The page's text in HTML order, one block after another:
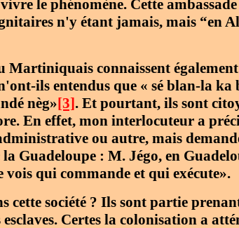
le phénomène. Cette
n'y étant jamais, mais “en
Martiniquais connaissent
ils entendus que « sé blan-la ka
nèg»[3]. Et pourtant, ils sont
En effet, mon interlocuteur a
ou autre, mais
Guadeloupe : M. Jégo, en
qui commande et qui exécute».
société ? Ils sont partie
Certes la colonisation a